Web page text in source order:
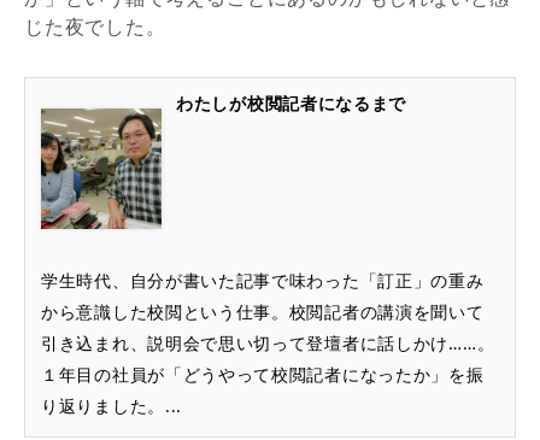
じた夜でした。
わたしが校閲記者になるまで
学生時代、自分が書いた記事で味わった「訂正」の重み
から意識した校閲という仕事。校閲記者の講演を聞いて
引き込まれ、説明会で思い切って登壇者に話しかけ……。
１年目の社員が「どうやって校閲記者になったか」を振
り返りました。...